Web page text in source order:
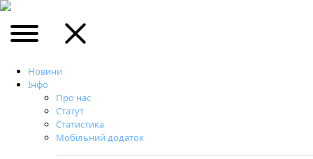
Новини
Інфо
Про нас
Статут
Статистика
Мобільний додаток